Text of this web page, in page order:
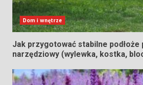
Dom i wnętrze
Jak przygotować stabilne podłoże
narzędziowy (wylewka, kostka,